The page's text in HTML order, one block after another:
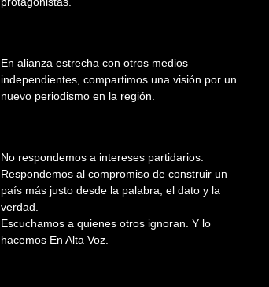
En alianza estrecha con otros medios
independientes, compartimos una visión por un
nuevo periodismo en la región.
No respondemos a intereses partidarios.
Respondemos al compromiso de construir un
país más justo desde la palabra, el dato y la
verdad.
Escuchamos a quienes otros ignoran. Y lo
hacemos En Alta Voz.